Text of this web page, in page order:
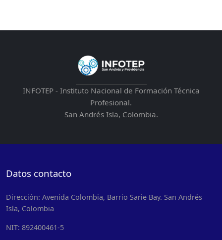
INFOTEP - Instituto Nacional de Formación Técnica
Profesional.
San Andrés Isla, Colombia.
Datos contacto
Dirección: Avenida Colombia, Barrio Sarie Bay. San Andrés
Isla, Colombia
NIT: 892400461-5